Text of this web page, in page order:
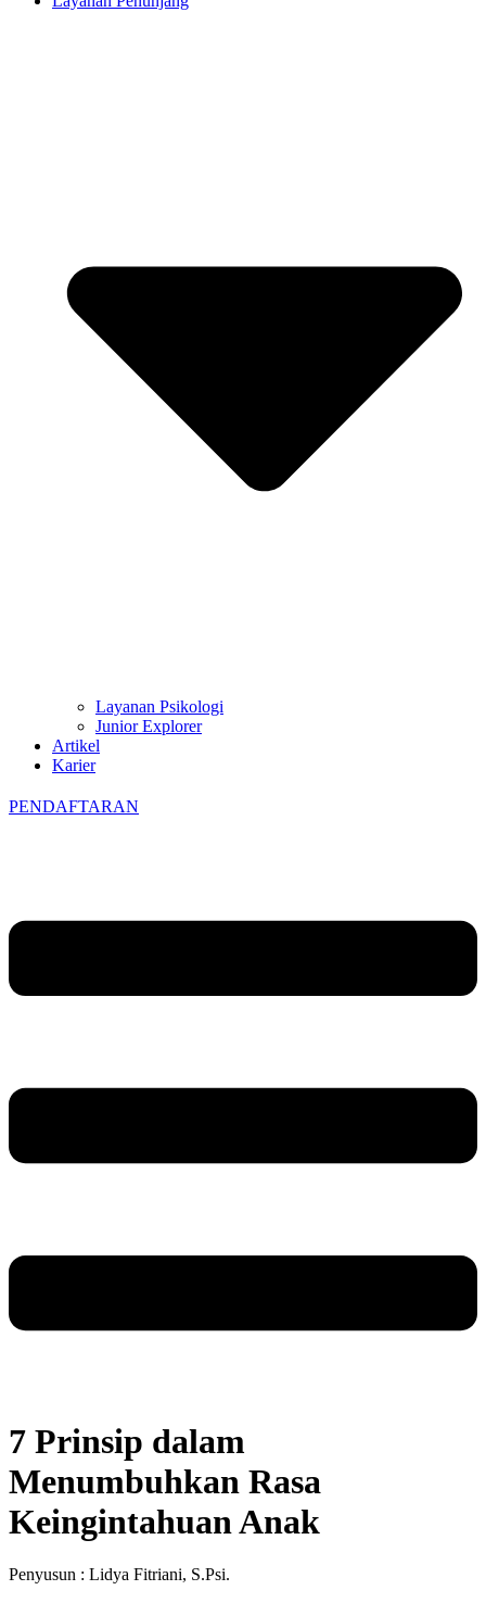
Layanan Psikologi
Junior Explorer
Artikel
Karier
PENDAFTARAN
7 Prinsip dalam
Menumbuhkan Rasa
Keingintahuan Anak
Penyusun : Lidya Fitriani, S.Psi.